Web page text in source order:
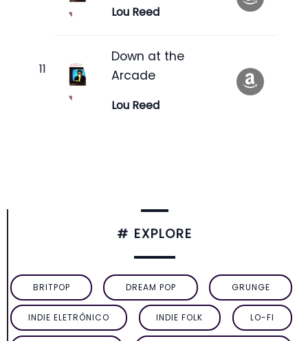
Lou Reed
Down at the
Arcade
Lou Reed
# EXPLORE
BRITPOP DREAM POP GRUNGE
INDIE ELETRÔNICO INDIE FOLK LO-FI